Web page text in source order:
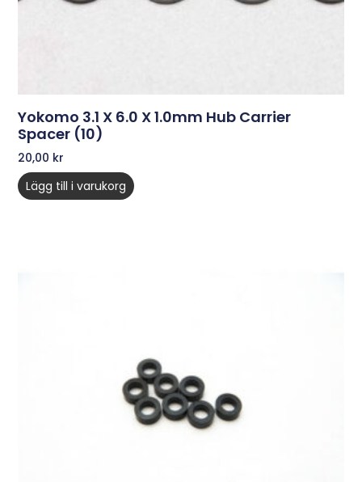
Yokomo 3.1 X 6.0 X 1.0mm Hub Carrier
Spacer (10)
20,00 kr
Lägg till i varukorg